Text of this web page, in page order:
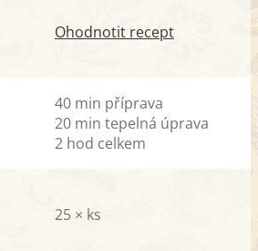
Ohodnotit recept
40 min příprava
20 min tepelná úprava
2 hod celkem
25 × ks